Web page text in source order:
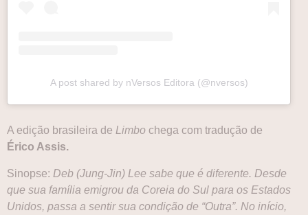
A post shared by nVersos Editora (@nversos)
A edição brasileira de Limbo chega com tradução de
Érico Assis.
Sinopse: Deb (Jung-Jin) Lee sabe que é diferente. Desde
que sua família emigrou da Coreia do Sul para os Estados
Unidos, passa a sentir sua condição de “Outra”. No início,